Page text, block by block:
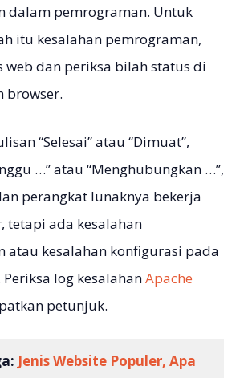
dalam pemrograman. Untuk
itu kesalahan pemrograman,
web dan periksa bilah status di
browser.
“Selesai” atau “Dimuat”,
…” atau “Menghubungkan …”,
perangkat lunaknya bekerja
tetapi ada kesalahan
atau kesalahan konfigurasi pada
log kesalahanApache
petunjuk.
Jenis Website Populer, Apa